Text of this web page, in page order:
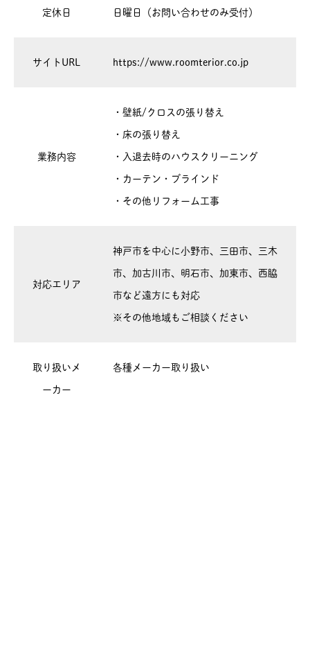
定休日 日曜日（お問い合わせのみ受付）
サイトURL https://www.roomterior.co.jp
業務内容
・壁紙/クロスの張り替え
・床の張り替え
・入退去時のハウスクリーニング
・カーテン・ブラインド
・その他リフォーム工事
対応エリア
神戸市を中心に小野市、三田市、三木
市、加古川市、明石市、加東市、西脇
市など遠方にも対応
※その他地域もご相談ください
取り扱いメ
ーカー
各種メーカー取り扱い